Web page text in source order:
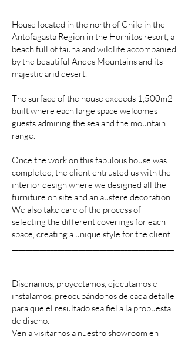
House located in the north of Chile in the
Antofagasta Region in the Hornitos resort, a
beach full of fauna and wildlife accompanied
by the beautiful Andes Mountains and its
majestic arid desert.
The surface of the house exceeds 1,500m2
built where each large space welcomes
guests admiring the sea and the mountain
range.
Once the work on this fabulous house was
completed, the client entrusted us with the
interior design where we designed all the
furniture on site and an austere decoration.
We also take care of the process of
selecting the different coverings for each
space, creating a unique style for the client.
Diseñamos, proyectamos, ejecutamos e
instalamos, preocupándonos de cada detalle
para que el resultado sea fiel a la propuesta
de diseño.
Ven a visitarnos a nuestro showroom en